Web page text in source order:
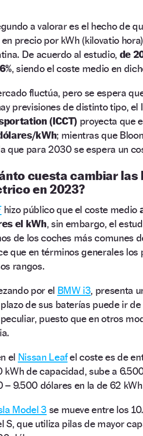
a valorar es el hecho de
precio por kWh (kilovatio
De acuerdo al estudio, de
, siendo el coste medio en
fluctúa, pero se espera
previsiones de distinto tipo, el
(ICCT) proyecta que
kWh; mientras que
que para 2030 se espera un
cuesta cambiar
en 2023?
hizo público que el coste medio
el kWh, sin embargo, el
de los coches más comunes
que en términos generales
rangos.
por el BMW i3, presenta
de sus baterías puede ir
puesto que en otros
el Nissan Leafel coste es de
kWh de capacidad, sube a
– 9.500 dólares en la de 62
Model 3 se mueve entre los
S, que utiliza pilas de mayor